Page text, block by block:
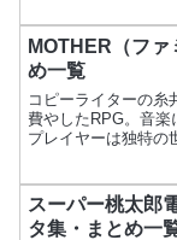
MOTHER（フ
め一覧
コピーライターの糸
費やしたRPG。音楽
プレイヤーは独特の
スーパー桃太郎
タ集・まとめ一